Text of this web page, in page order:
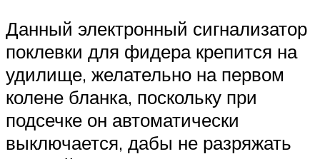
Данный электронный сигнализатор
поклевки для фидера крепится на
удилище, желательно на первом
колене бланка, поскольку при
подсечке он автоматически
выключается, дабы не разряжать